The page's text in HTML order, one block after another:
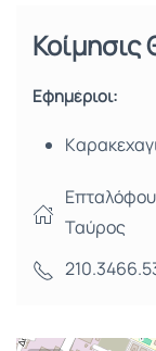
Κοίμησις
Εφημέριοι:
Ταύρος